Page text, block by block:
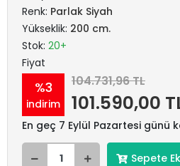
Renk: Parlak Siyah
Yükseklik: 200 cm.
Stok: 20+
Fiyat
%3
indirim
104.731,96 TL
101.590,00
En geç 7 Eylül Pazartesi günü
Sepete